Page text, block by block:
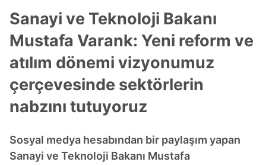
Sanayi ve Teknoloji Bakanı
Mustafa Varank: Yeni reform ve
atılım dönemi vizyonumuz
çerçevesinde sektörlerin
nabzını tutuyoruz
Sosyal medya hesabından bir paylaşım yapan
Sanayi ve Teknoloji Bakanı Mustafa